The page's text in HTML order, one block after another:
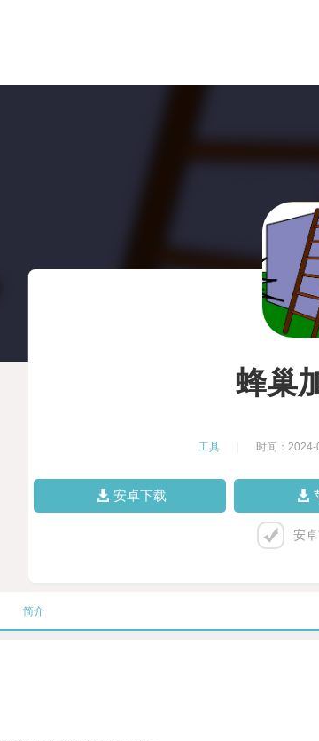
蜂巢
工具 时间：2024-
安卓下载
安
简介